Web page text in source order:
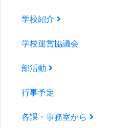
学校紹介
学校運営協議会
部活動
行事予定
各課・事務室から